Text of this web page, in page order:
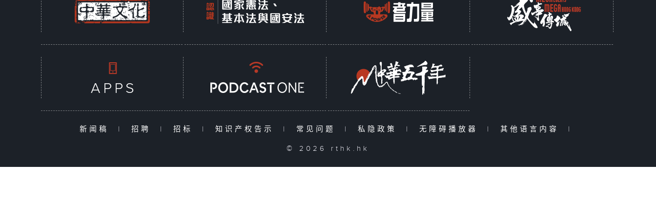
新闻稿 | 招聘 | 招标 | 知识产权告示 | 常见问题 | 私隐政策 | 无障碍播放器 | 其他语言内容 |
© 2026 rthk.hk